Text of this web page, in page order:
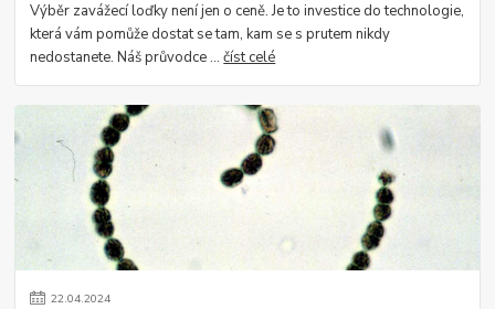
Výběr zavážecí loďky není jen o ceně. Je to investice do technologie,
která vám pomůže dostat se tam, kam se s prutem nikdy
nedostanete. Náš průvodce ...číst celé
22.04.2024